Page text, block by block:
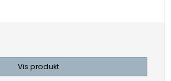
Vis produkt